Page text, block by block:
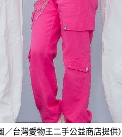
／台灣愛物王二手公益商店提供）